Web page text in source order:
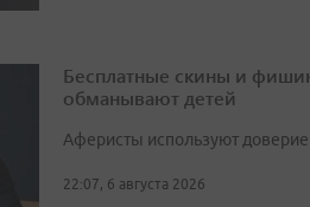
Бесплатные скины и
обманывают детей
Аферисты используют
22:07, 6 августа 2026